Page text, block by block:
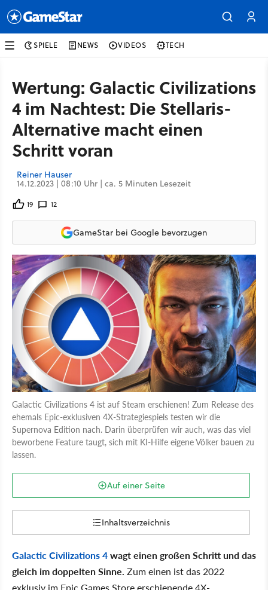
SPIELE NEWS VIDEOS TECH
Wertung: Galactic Civilizations
4 im Nachtest: Die Stellaris-
Alternative macht einen
Schritt voran
Reiner Hauser
14.12.2023 | 08:10 Uhr | ca. 5 Minuten Lesezeit
19 12
GameStar bei Google bevorzugen
Galactic Civilizations 4 ist auf Steam erschienen! Zum Release des
ehemals Epic-exklusiven 4X-Strategiespiels testen wir die
Supernova Edition nach. Darin überprüfen wir auch, was das viel
beworbene Feature taugt, sich mit KI-Hilfe eigene Völker bauen zu
lassen.
Auf einer Seite
Inhaltsverzeichnis
Galactic Civilizations 4wagt einen großen Schritt und das
gleich im doppelten Sinne. Zum einen ist das 2022
exklusiv im Epic Games Store erschienende 4X-